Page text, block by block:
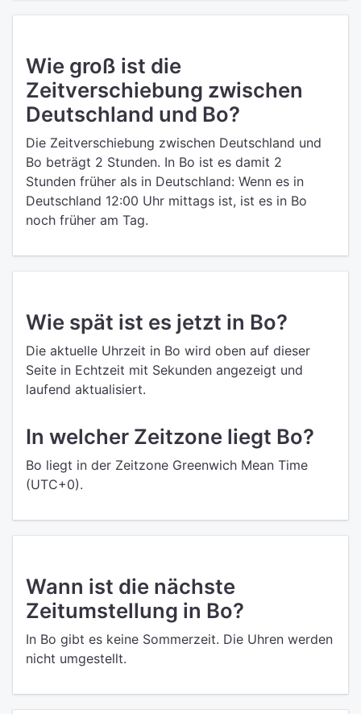
Wie groß ist die
Zeitverschiebung zwischen
Deutschland und Bo?
Die Zeitverschiebung zwischen Deutschland und
Bo beträgt 2 Stunden. In Bo ist es damit 2
Stunden früher als in Deutschland: Wenn es in
Deutschland 12:00 Uhr mittags ist, ist es in Bo
noch früher am Tag.
Wie spät ist es jetzt in Bo?
Die aktuelle Uhrzeit in Bo wird oben auf dieser
Seite in Echtzeit mit Sekunden angezeigt und
laufend aktualisiert.
In welcher Zeitzone liegt Bo?
Bo liegt in der Zeitzone Greenwich Mean Time
(UTC+0).
Wann ist die nächste
Zeitumstellung in Bo?
In Bo gibt es keine Sommerzeit. Die Uhren werden
nicht umgestellt.